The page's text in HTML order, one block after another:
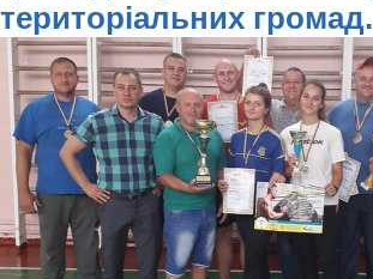
територіальних громад.